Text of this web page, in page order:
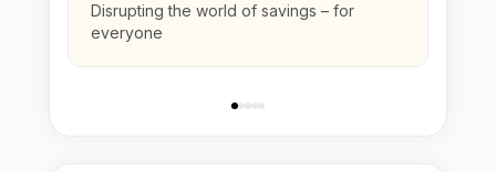
Disrupting the world of savings – for
everyone